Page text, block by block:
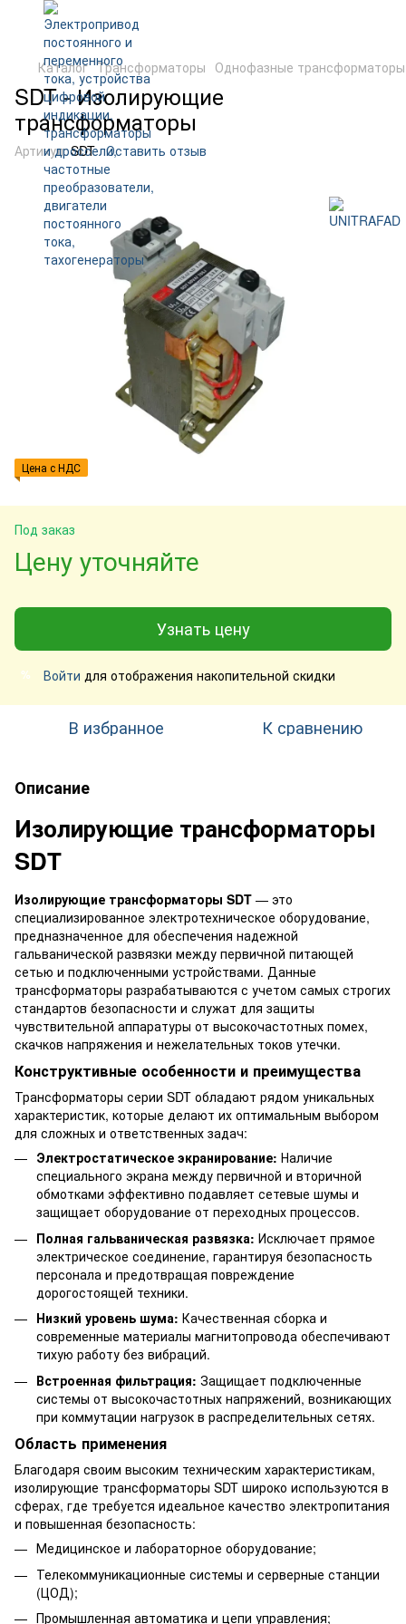
Каталог Трансформаторы Однофазные трансформаторы
SDT - Изолирующие
трансформаторы
Артикул:SDT Оставить отзыв
Цена с НДС
Под заказ
Цену уточняйте
Узнать цену
% Войти для отображения накопительной скидки
В избранное К сравнению
Описание
Изолирующие трансформаторы
SDT
Изолирующие трансформаторы SDT — это
специализированное электротехническое оборудование,
предназначенное для обеспечения надежной
гальванической развязки между первичной питающей
сетью и подключенными устройствами. Данные
трансформаторы разрабатываются с учетом самых строгих
стандартов безопасности и служат для защиты
чувствительной аппаратуры от высокочастотных помех,
скачков напряжения и нежелательных токов утечки.
Конструктивные особенности и преимущества
Трансформаторы серии SDT обладают рядом уникальных
характеристик, которые делают их оптимальным выбором
для сложных и ответственных задач:
Электростатическое экранирование: Наличие
специального экрана между первичной и вторичной
обмотками эффективно подавляет сетевые шумы и
защищает оборудование от переходных процессов.
Полная гальваническая развязка: Исключает прямое
электрическое соединение, гарантируя безопасность
персонала и предотвращая повреждение
дорогостоящей техники.
Низкий уровень шума: Качественная сборка и
современные материалы магнитопровода обеспечивают
тихую работу без вибраций.
Встроенная фильтрация: Защищает подключенные
системы от высокочастотных напряжений, возникающих
при коммутации нагрузок в распределительных сетях.
Область применения
Благодаря своим высоким техническим характеристикам,
изолирующие трансформаторы SDT широко используются в
сферах, где требуется идеальное качество электропитания
и повышенная безопасность:
Медицинское и лабораторное оборудование;
Телекоммуникационные системы и серверные станции
(ЦОД);
Промышленная автоматика и цепи управления;